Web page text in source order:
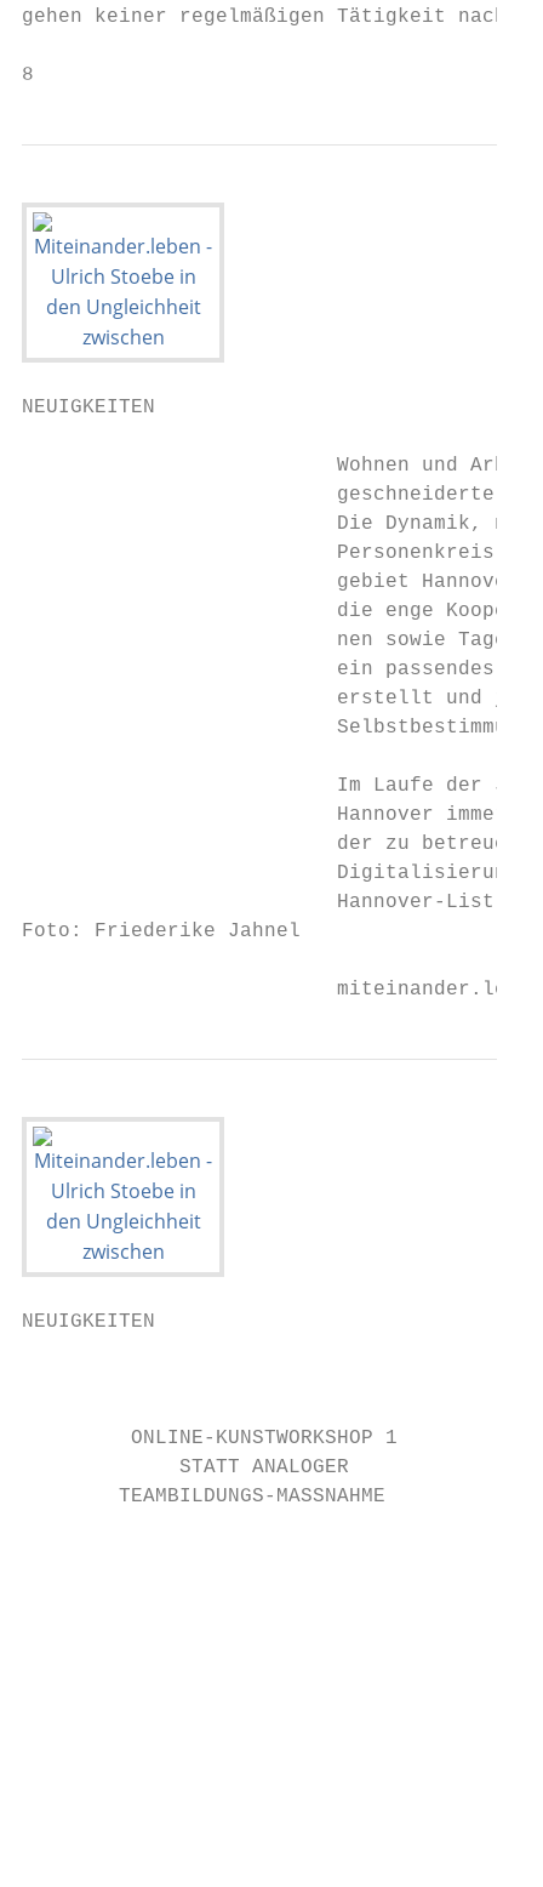
gehen keiner regelmäßigen Tätigkeit
8
NEUIGKEITEN
Wohnen und
geschneiderte
Die Dynamik,
Personenkreis
gebiet Hannover
die enge
nen sowie
ein passendes
erstellt und
Im Laufe der
Hannover immer
der zu
Digitalisierung
Hannover-List
Foto: Friederike Jahnel
NEUIGKEITEN
         ONLINE-KUNSTWORKSHOP 1
             STATT ANALOGER
        TEAMBILDUNGS-MASSNAHME